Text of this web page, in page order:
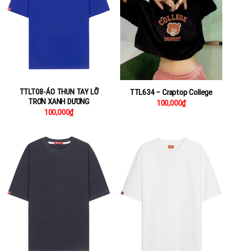
TTLT08-ÁO THUN TAY LỠ
TRƠN XANH DƯƠNG
100,000₫
TTL634 – Craptop College
100,000₫